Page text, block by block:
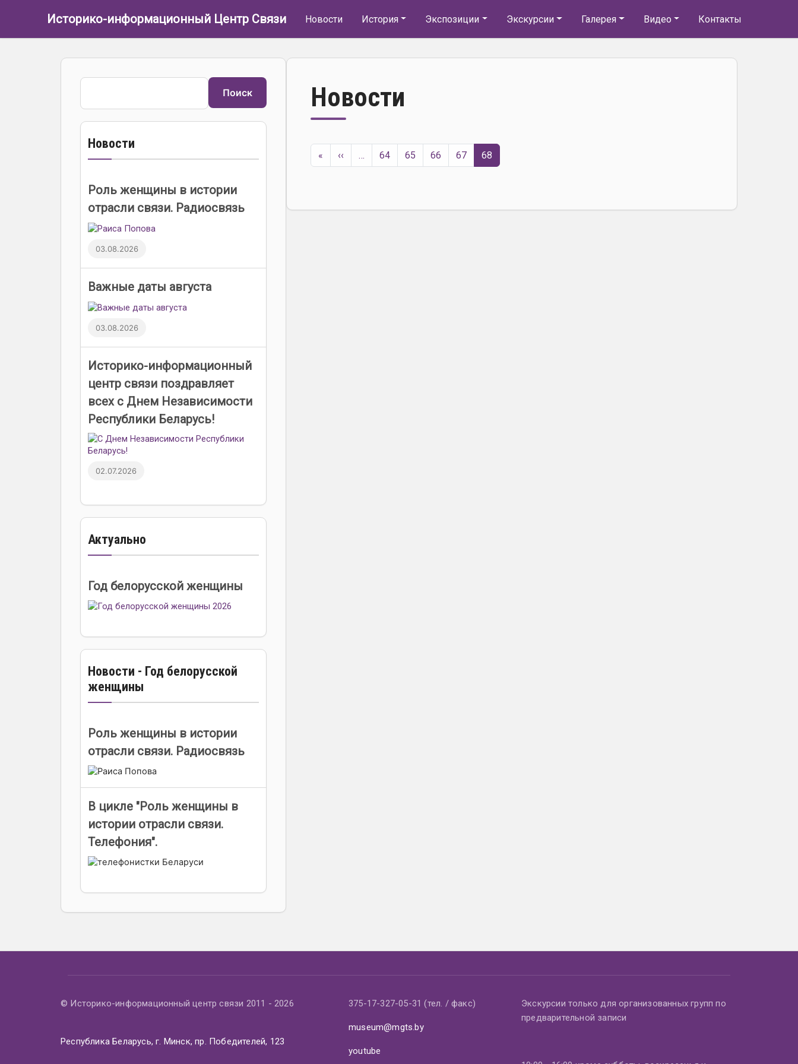
Историко-информационный Центр Связи Основная навигация
Новости История Экспозиции Экскурсии Галерея Видео Контакты
Новости
Нумерация страниц
« Первая страница
‹‹ Предыдущая страница
… 64 65 66 67 68
Поиск
Поиск
Новости
Роль женщины в истории
отрасли связи. Радиосвязь
03.08.2026
Важные даты августа
03.08.2026
Историко-информационный
центр связи поздравляет
всех с Днем Независимости
Республики Беларусь!
02.07.2026
Актуально
Год белорусской женщины
Новости - Год белорусской
женщины
Роль женщины в истории
отрасли связи. Радиосвязь
В цикле "Роль женщины в
истории отрасли связи.
Телефония".
© Историко-информационный центр связи 2011 - 2026
Республика Беларусь, г. Минск, пр. Победителей, 123
375-17-327-05-31 (тел. / факс)
museum@mgts.by
youtube
Экскурсии только для организованных групп по
предварительной записи